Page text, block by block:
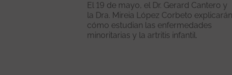
El 19 de mayo, el Dr. Gerard Cantero y
la Dra. Mireia López Corbeto explicarán
cómo estudian las enfermedades
minoritarias y la artritis infantil.